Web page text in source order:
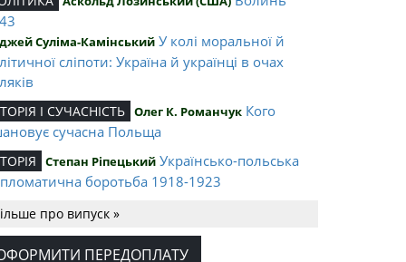
Суліма-Камінський У колі моральної й
сліпоти: Україна й українці в очах
І СУЧАСНІСТЬ Олег К. Романчук Кого
сучасна Польща
Степан Ріпецький Українсько-польська
боротьба 1918-1923
НАЦІЇ Оксана Захарчук
про випуск »
ПЕРЕДОПЛАТУ